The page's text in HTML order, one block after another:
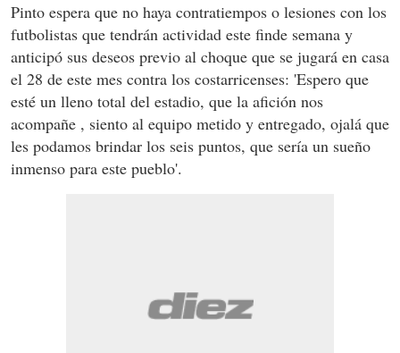
Pinto espera que no haya contratiempos o lesiones con los
futbolistas que tendrán actividad este finde semana y
anticipó sus deseos previo al choque que se jugará en casa
el 28 de este mes contra los costarricenses: 'Espero que
esté un lleno total del estadio, que la afición nos
acompañe , siento al equipo metido y entregado, ojalá que
les podamos brindar los seis puntos, que sería un sueño
inmenso para este pueblo'.